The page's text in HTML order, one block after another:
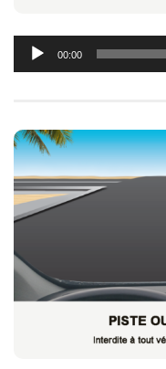
Lecteur
audio
00:00